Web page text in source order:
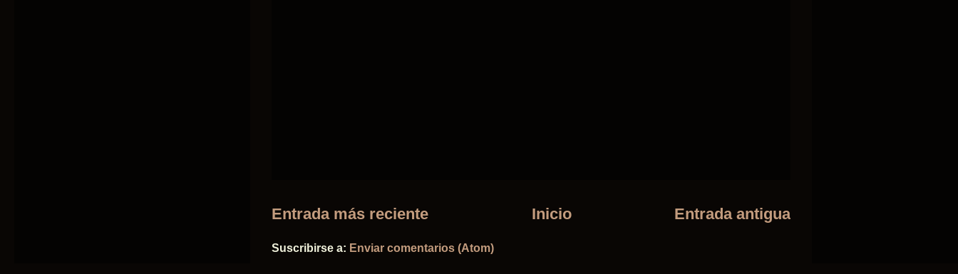
Entrada más reciente Entrada antigua
Inicio
Suscribirse a: Enviar comentarios (Atom)